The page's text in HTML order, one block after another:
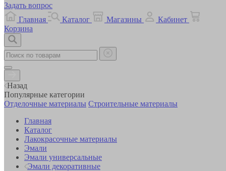
Задать вопрос
Главная
Каталог Магазины
Кабинет
Корзина
Назад
Популярные категории
Отделочные материалы Строительные материалы
Главная
Каталог
Лакокрасочные материалы
Эмали
Эмали универсальные
Эмали декоративные